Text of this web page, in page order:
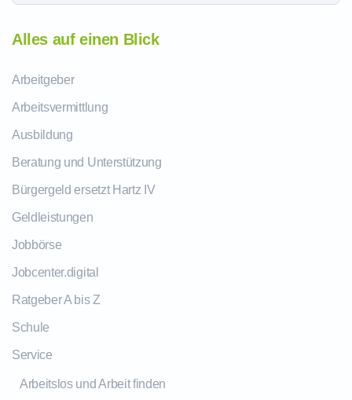
Alles auf einen Blick
Arbeitgeber
Arbeitsvermittlung
Ausbildung
Beratung und Unterstützung
Bürgergeld ersetzt Hartz IV
Geldleistungen
Jobbörse
Jobcenter.digital
Ratgeber A bis Z
Schule
Service
Arbeitslos und Arbeit finden